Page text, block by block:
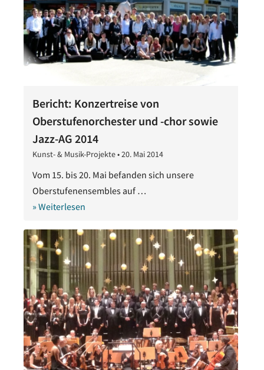
Bericht: Konzertreise von
Oberstufenorchester und -chor sowie
Jazz-AG 2014
Kunst- & Musik-Projekte•20. Mai 2014
2020
Vom 15. bis 20. Mai befanden sich unsere
Oberstufenensembles auf …
» Weiterlesen